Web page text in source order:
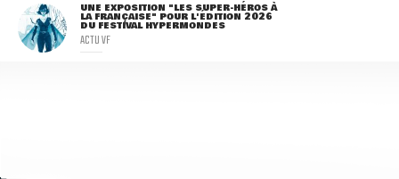
UNE EXPOSITION "LES SUPER-HÉROS À
LA FRANÇAISE" POUR L'ÉDITION 2026
DU FESTIVAL HYPERMONDES
ACTU VF